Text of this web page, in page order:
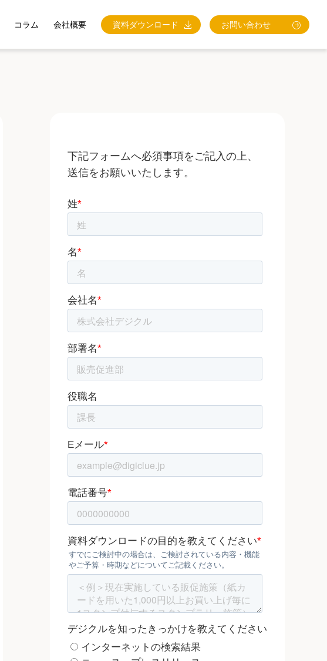
コラム 会社概要 資料ダウンロード お問い合わせ
下記フォームへ必須事項をご記入の上、
送信をお願いいたします。